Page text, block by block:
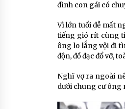
đình con gái có
Vì lớn tuổi dễ mất
tiếng gió rít cùng
ông lo lắng vội đi
độn, đồ đạc đổ vỡ,
Nghĩ vợ ra ngoài
dưới chung cư ông